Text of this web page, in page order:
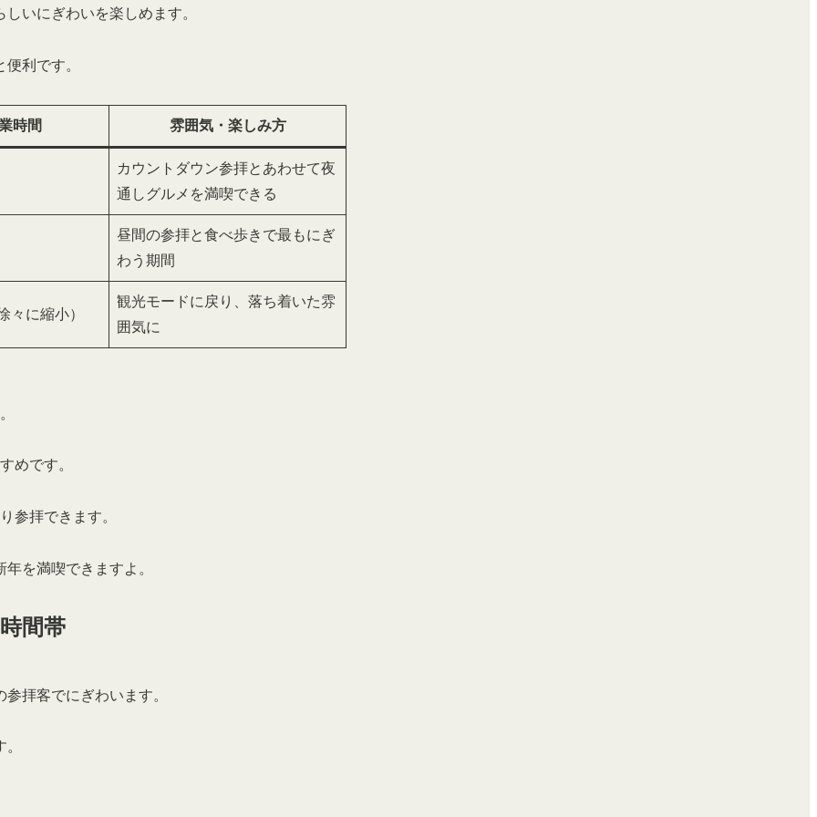
いにぎわいを楽しめます。
利です。
時間 雰囲気・楽しみ方
カウントダウン参拝とあわせて夜
通しグルメを満喫できる
昼間の参拝と食べ歩きで最もにぎ
わう期間
々に縮小）
観光モードに戻り、落ち着いた雰
囲気に
めです。
参拝できます。
を満喫できますよ。
間帯
拝客でにぎわいます。